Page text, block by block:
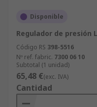
Disponible
Regulador de presión
Código RS 398-5516
Nº ref. fabric. 7300 06 10
Subtotal (1 unidad)
65,48 €(exc. IVA)
Cantidad